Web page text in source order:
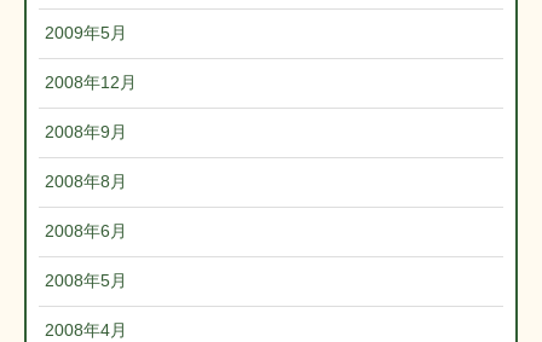
2009年5月
2008年12月
2008年9月
2008年8月
2008年6月
2008年5月
2008年4月